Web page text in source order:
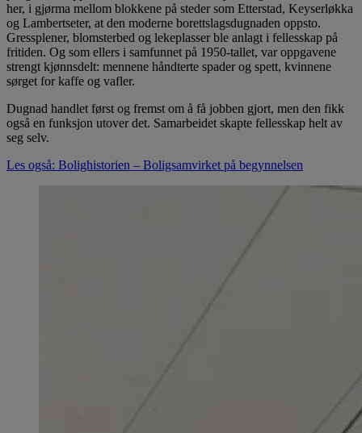
her, i gjørma mellom blokkene på steder som Etterstad, Keyserløkka
og Lambertseter, at den moderne borettslagsdugnaden oppsto.
Gressplener, blomsterbed og lekeplasser ble anlagt i fellesskap på
fritiden. Og som ellers i samfunnet på 1950-tallet, var oppgavene
strengt kjønnsdelt: mennene håndterte spader og spett, kvinnene
sørget for kaffe og vafler.
Dugnad handlet først og fremst om å få jobben gjort, men den fikk
også en funksjon utover det. Samarbeidet skapte fellesskap helt av
seg selv.
Les også: Bolighistorien – Boligsamvirket på begynnelsen